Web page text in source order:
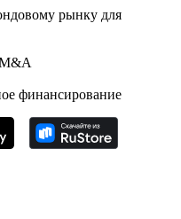
рынку для
финансирование